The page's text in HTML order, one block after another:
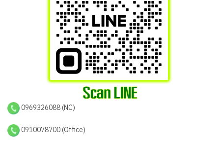
0969326088 (NC)
0910078700 (Office)